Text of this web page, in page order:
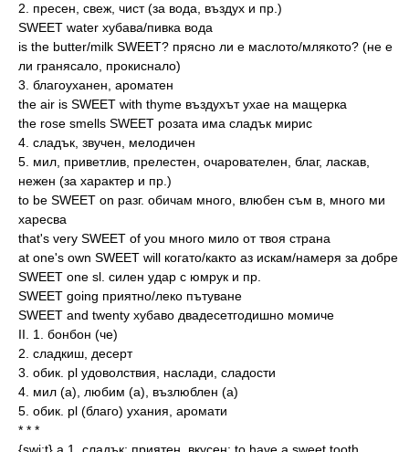
2. преceн, свеж, чист (за вода, въздух и пр.)
SWEET water хубава/пивка вода
is the butter/milk SWEET? прясно ли е маслото/млякото? (не е
ли гранясало, прокиснало)
3. благоуханен, ароматен
the air is SWEET with thyme въздухът ухае на мащерка
the rose smells SWEET розата има сладък мирис
4. сладък, звучен, мелодичен
5. мил, приветлив, прелестен, очарователен, благ, ласкав,
нежен (за характер и пр.)
to be SWEET on рaзг. обичам много, влюбен съм в, много ми
харесва
that's very SWEET of you много мило от твоя страна
at one's own SWEET will когато/както аз искам/намеря за добре
SWEET one sl. силен удар с юмрук и пр.
SWEET going приятно/леко пътуване
SWEET and twenty хубаво двадесетгодишно момиче
II. 1. бонбон (че)
2. сладкиш, десерт
3. обик. рl удоволствия, наслади, сладости
4. мил (а), любим (а), възлюблен (а)
5. обик. рl (благо) ухания, аромати
* * *